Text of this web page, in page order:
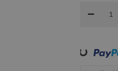
Loading...